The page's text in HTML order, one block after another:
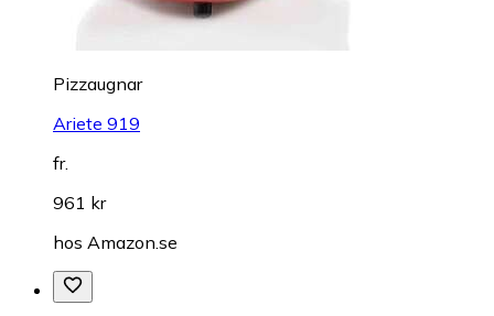
Pizzaugnar
Ariete 919
fr.
961 kr
hos Amazon.se